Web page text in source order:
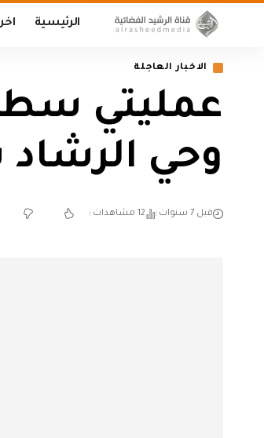
الرئيسية
الاخبار العاجلة
عمليتي
وحي
قبل 7 سنوات 12 مشاهدات